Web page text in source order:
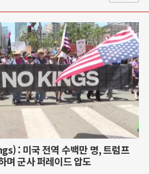
: 미국 전역 수백만 명, 트럼프
며 군사 퍼레이드 압도